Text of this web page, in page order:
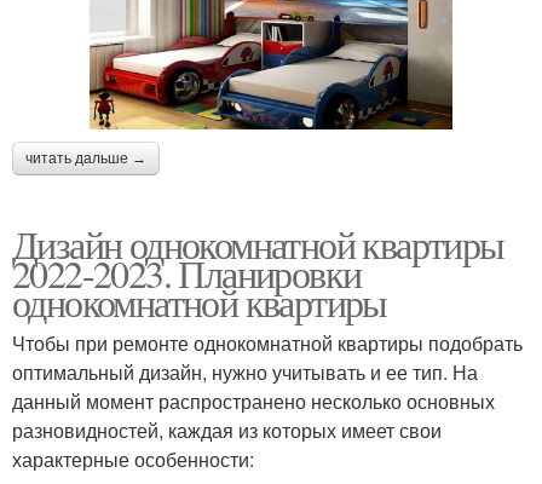
читать дальше →
Дизайн однокомнатной квартиры
2022-2023. Планировки
однокомнатной квартиры
Чтобы при ремонте однокомнатной квартиры подобрать
оптимальный дизайн, нужно учитывать и ее тип. На
данный момент распространено несколько основных
разновидностей, каждая из которых имеет свои
характерные особенности: